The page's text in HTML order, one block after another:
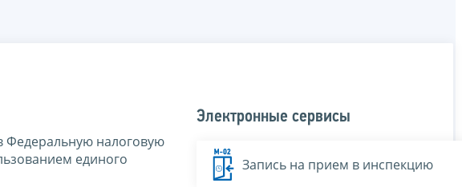
Федеральную налоговую
единого
Электронные сервисы
Запись на прием в инспекцию